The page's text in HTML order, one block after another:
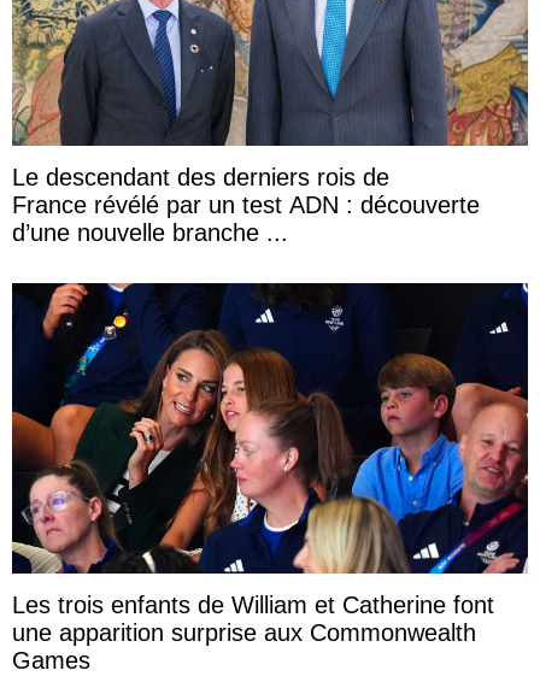
Le descendant des derniers rois de
France révélé par un test ADN : découverte
d’une nouvelle branche ...
Les trois enfants de William et Catherine font
une apparition surprise aux Commonwealth
Games